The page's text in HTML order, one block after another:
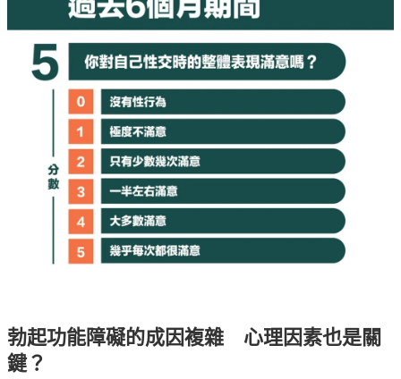
勃起功能障礙的成因複雜 心理因素也是關
鍵？